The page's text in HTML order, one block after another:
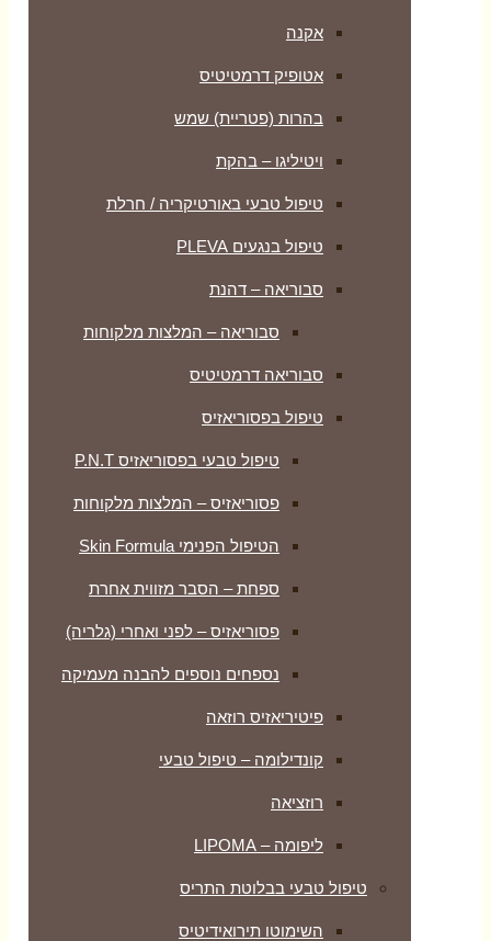
אקנה
אטופיק דרמטיטיס
בהרות (פטריית) שמש
ויטיליגו – בהקת
טיפול טבעי באורטיקריה / חרלת
טיפול בנגעים PLEVA
סבוריאה – דהנת
סבוריאה – המלצות מלקוחות
סבוריאה דרמטיטיס
טיפול בפסוריאזיס
טיפול טבעי בפסוריאזיס P.N.T
פסוריאזיס – המלצות מלקוחות
הטיפול הפנימי Skin Formula
ספחת – הסבר מזווית אחרת
פסוריאזיס – לפני ואחרי (גלריה)
נספחים נוספים להבנה מעמיקה
פיטיריאזיס רוזאה
קונדילומה – טיפול טבעי
רוזציאה
ליפומה – LIPOMA
טיפול טבעי בבלוטת התריס
השימוטו תירואידיטיס